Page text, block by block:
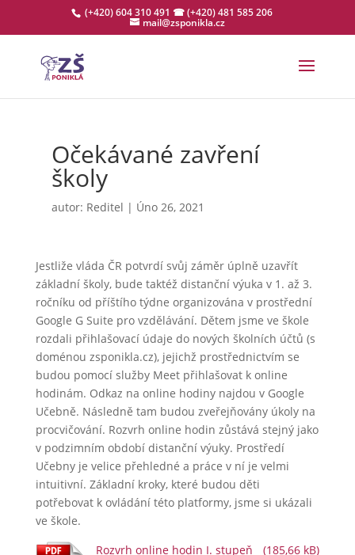
(+420) 604 310 491 ☎ (+420) 481 585 206
mail@zsponikla.cz
Očekávané zavření
školy
autor: Reditel | Úno 26, 2021
Jestliže vláda ČR potvrdí svůj záměr úplně uzavřít
základní školy, bude taktéž distanční výuka v 1. až 3.
ročníku od příštího týdne organizována v prostřední
Google G Suite pro vzdělávání. Dětem jsme ve škole
rozdali přihlašovací údaje do nových školních účtů (s
doménou zsponikla.cz), jejichž prostřednictvím se
budou pomocí služby Meet přihlašovat k online
hodinám. Odkaz na online hodiny najdou v Google
Učebně. Následně tam budou zveřejňovány úkoly na
procvičování. Rozvrh online hodin zůstává stejný jako
v podzimním období distanční výuky. Prostředí
Učebny je velice přehledné a práce v ní je velmi
intuitivní. Základní kroky, které budou děti
potřebovat k ovládání této platformy, jsme si ukázali
ve škole.
Rozvrh online hodin I. stupeň